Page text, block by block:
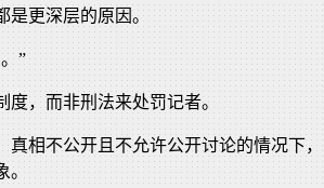
是更深层的原因。
”
度，而非刑法来处罚记者。
真相不公开且不允许公开讨论的情况下，
。